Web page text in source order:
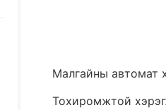
Малгайны автомат
Тохиромжтой